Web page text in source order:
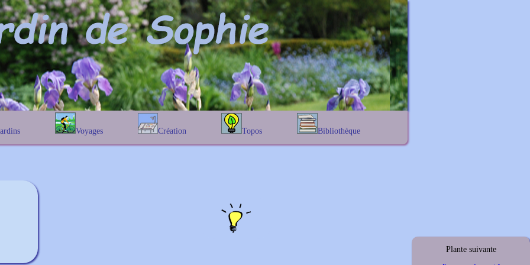
Voyages
En Belgique
Création
Prairies fleuries
Topos
Les chênes
Les Euonymus
Bibliothèque
Lexique noms propres
Plante suivante